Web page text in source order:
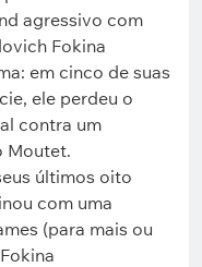
agressivo com
Fokina
em cinco de suas
ele perdeu o
contra um
Moutet.
últimos oito
com uma
(para mais ou